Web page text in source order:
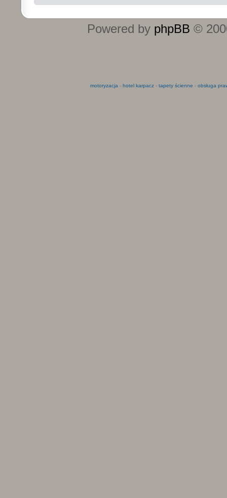
Powered by phpBB ©
motoryzacja - hotel karpacz- tapety ścienne - obsługa